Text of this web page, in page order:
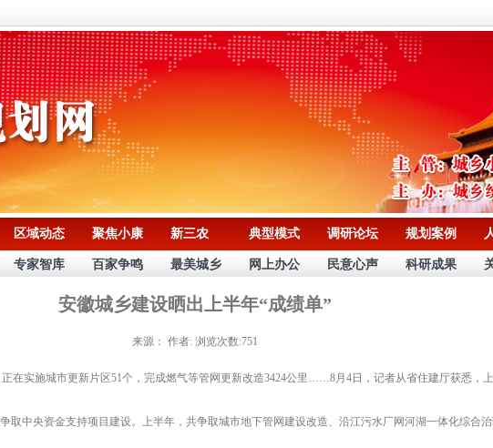
区域动态 聚焦小康 新三农 典型模式 调研论坛 规划案例
专家智库 百家争鸣 最美城乡 网上办公 民意心声 科研成果
安徽城乡建设晒出上半年“成绩单”
来源： 作者: 浏览次数:751
实施城市更新片区51个，完成燃气等管网更新改造3424公里……8月4日，记者从省住建厅获悉，上
中央资金支持项目建设。上半年，共争取城市地下管网建设改造、沿江污水厂网河湖一体化综合